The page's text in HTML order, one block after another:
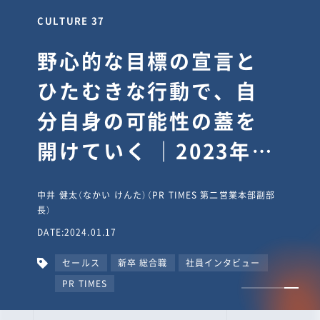
CULTURE 30
逆境では自分のスタン
スを変え“予想を裏切
り、期待を超える”【真
輔塾・前編】
山田真輔（やまだ しんすけ）（執行役員 兼 Jooto事業部
長）
DATE:2023.09.08
カルチャー CxO キャリア入社 Jooto